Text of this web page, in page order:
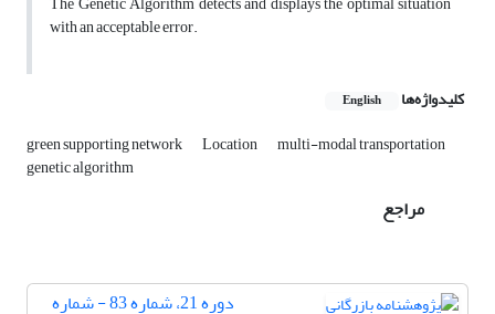
with an acceptable error.
کلیدواژه‌ها English
green supporting network Location multi-modal transportation
genetic algorithm
مراجع
دوره 21، شماره 83 - شماره